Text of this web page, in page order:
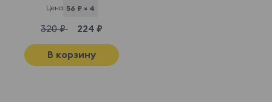
Цена 56 ₽ × 4
320 ₽ 224 ₽
В корзину